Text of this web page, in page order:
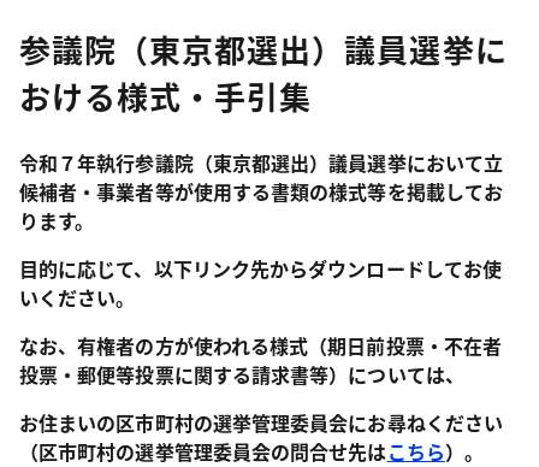
参議院（東京都選出）議員選挙に
おける様式・手引集
令和７年執行参議院（東京都選出）議員選挙において立
候補者・事業者等が使用する書類の様式等を掲載してお
ります。
目的に応じて、以下リンク先からダウンロードしてお使
いください。
なお、有権者の方が使われる様式（期日前投票・不在者
投票・郵便等投票に関する請求書等）については、
お住まいの区市町村の選挙管理委員会にお尋ねください
（区市町村の選挙管理委員会の問合せ先はこちら）。